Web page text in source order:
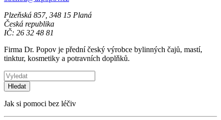
Plzeňská 857, 348 15 Planá
Česká republika
IČ: 26 32 48 81
Firma Dr. Popov je přední český výrobce bylinných čajů, mastí,
tinktur, kosmetiky a potravních doplňků.
Hledat
Jak si pomoci bez léčiv